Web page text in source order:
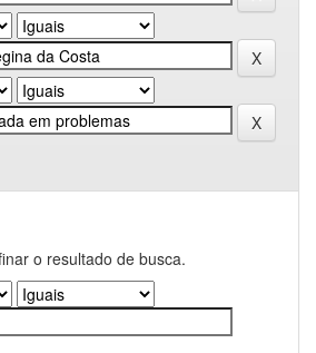
o resultado de busca.